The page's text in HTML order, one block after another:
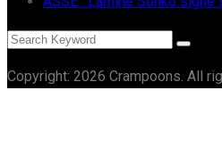
Copyright: 2026 Crampoons. All